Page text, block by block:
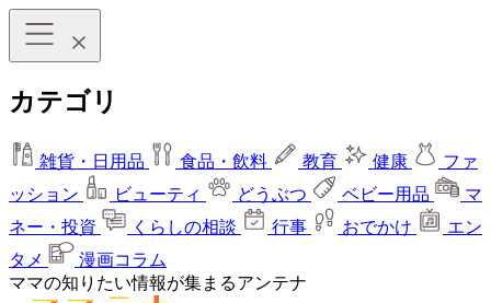
カテゴリ
雑貨・日用品 食品・飲料 教育 健康
ファ
ッション
ビューティ どうぶつ ベビー用品
マ
ネー・投資
くらしの相談 行事 おでかけ
エン
タメ
漫画コラム
ママの知りたい情報が集まるアンテナ